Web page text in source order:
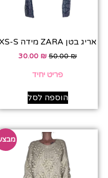
אריג בטן ZARA מידה XS-S
50.00₪
30.00 ₪
פריט יחיד
הוספה לסל